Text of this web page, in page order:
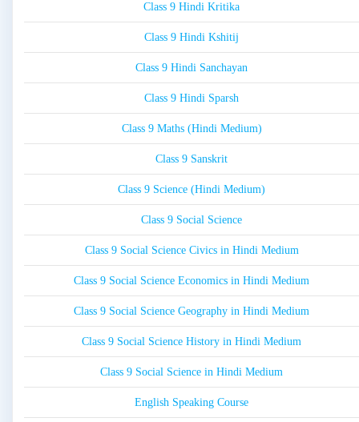
Class 9 Hindi Kritika
Class 9 Hindi Kshitij
Class 9 Hindi Sanchayan
Class 9 Hindi Sparsh
Class 9 Maths (Hindi Medium)
Class 9 Sanskrit
Class 9 Science (Hindi Medium)
Class 9 Social Science
Class 9 Social Science Civics in Hindi Medium
Class 9 Social Science Economics in Hindi Medium
Class 9 Social Science Geography in Hindi Medium
Class 9 Social Science History in Hindi Medium
Class 9 Social Science in Hindi Medium
English Speaking Course